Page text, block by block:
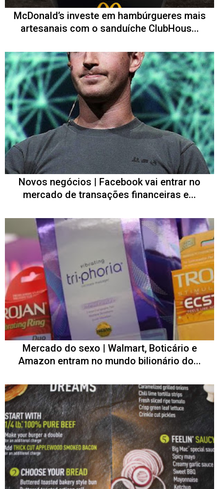
McDonald’s investe em hambúrgueres mais
artesanais com o sanduíche ClubHous...
Novos negócios | Facebook vai entrar no
mercado de transações financeiras e...
Mercado do sexo | Walmart, Boticário e
Amazon entram no mundo bilionário do...